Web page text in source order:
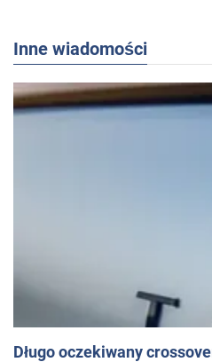
Inne wiadomości
Długo oczekiwany